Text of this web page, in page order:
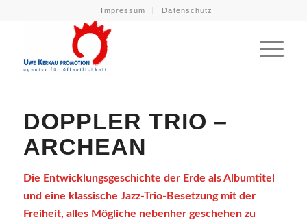
Impressum Datenschutz
DOPPLER TRIO –
ARCHEAN
Die Entwicklungsgeschichte der Erde als Albumtitel
und eine klassische Jazz-Trio-Besetzung mit der
Freiheit, alles Mögliche nebenher geschehen zu